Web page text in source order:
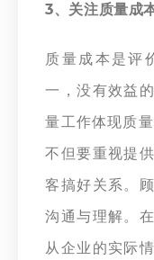
3、关注质量成
质量成本是评
一，没有效益
量工作体现质
不但要重视提
客搞好关系。
沟通与理解。
从企业的实际